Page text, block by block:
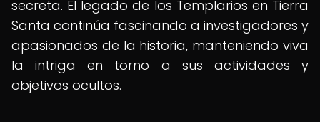
secreta. El legado de los Templarios en Tierra
Santa continúa fascinando a investigadores y
apasionados de la historia, manteniendo viva
la intriga en torno a sus actividades y
objetivos ocultos.